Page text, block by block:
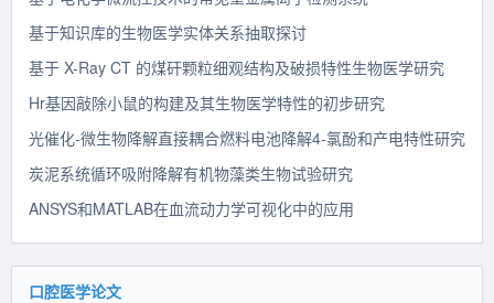
基于知识库的生物医学实体关系抽取探讨
基于 X-Ray CT 的煤矸颗粒细观结构及破损特性生物医学研究
Hr基因敲除小鼠的构建及其生物医学特性的初步研究
光催化-微生物降解直接耦合燃料电池降解4-氯酚和产电特性研究
炭泥系统循环吸附降解有机物藻类生物试验研究
ANSYS和MATLAB在血流动力学可视化中的应用
口腔医学论文